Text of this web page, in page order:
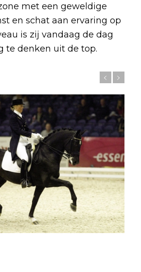
met een geweldige
en schat aan ervaring op
is zij vandaag de dag
te denken uit de top.